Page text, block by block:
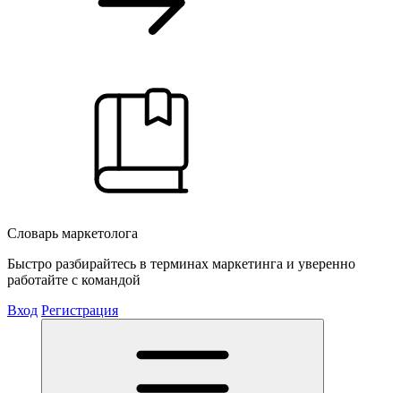
Словарь маркетолога
Быстро разбирайтесь в терминах маркетинга и уверенно
работайте с командой
Вход Регистрация